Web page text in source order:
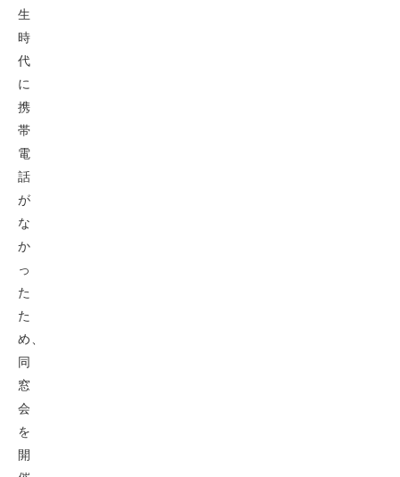
生
時
代
に
携
帯
電
話
が
な
か
っ
た
た
め、
同
窓
会
を
開